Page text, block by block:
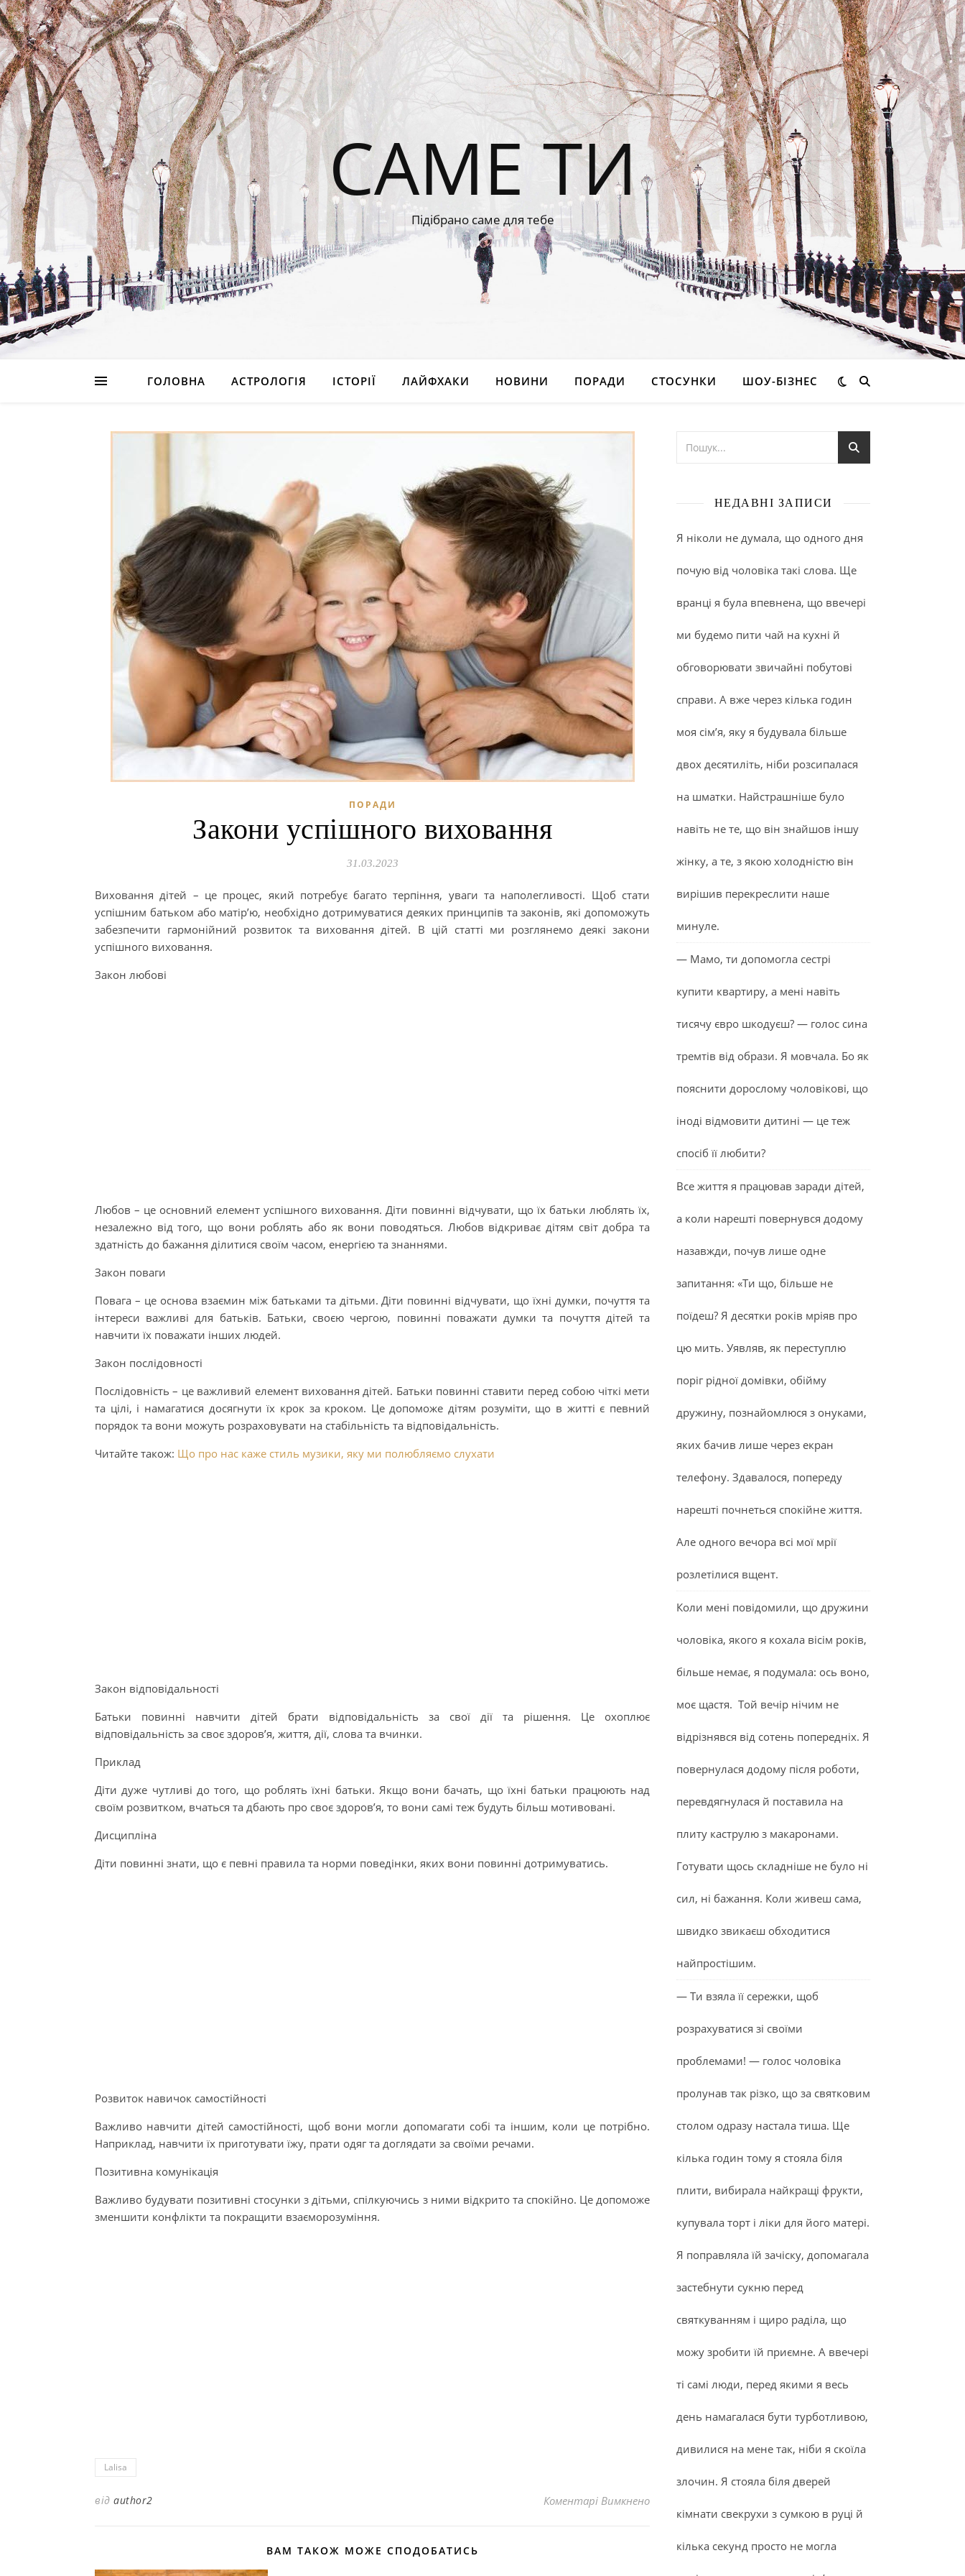
САМЕ ТИ
Підібрано саме для тебе
ГОЛОВНА АСТРОЛОГІЯ ІСТОРІЇ ЛАЙФХАКИ НОВИНИ ПОРАДИ СТОСУНКИ ШОУ-БІЗНЕС
ПОРАДИ
Закони успішного виховання
31.03.2023
Виховання дітей – це процес, який потребує багато терпіння, уваги та наполегливості. Щоб стати
успішним батьком або матір’ю, необхідно дотримуватися деяких принципів та законів, які допоможуть
забезпечити гармонійний розвиток та виховання дітей. В цій статті ми розглянемо деякі закони
успішного виховання.
Закон любові
Любов – це основний елемент успішного виховання. Діти повинні відчувати, що їх батьки люблять їх,
незалежно від того, що вони роблять або як вони поводяться. Любов відкриває дітям світ добра та
здатність до бажання ділитися своїм часом, енергією та знаннями.
Закон поваги
Повага – це основа взаємин між батьками та дітьми. Діти повинні відчувати, що їхні думки, почуття та
інтереси важливі для батьків. Батьки, своєю чергою, повинні поважати думки та почуття дітей та
навчити їх поважати інших людей.
Закон послідовності
Послідовність – це важливий елемент виховання дітей. Батьки повинні ставити перед собою чіткі мети
та цілі, і намагатися досягнути їх крок за кроком. Це допоможе дітям розуміти, що в житті є певний
порядок та вони можуть розраховувати на стабільність та відповідальність.
Читайте також: Що про нас каже стиль музики, яку ми полюбляємо слухати
Закон відповідальності
Батьки повинні навчити дітей брати відповідальність за свої дії та рішення. Це охоплює
відповідальність за своє здоров’я, життя, дії, слова та вчинки.
Приклад
Діти дуже чутливі до того, що роблять їхні батьки. Якщо вони бачать, що їхні батьки працюють над
своїм розвитком, вчаться та дбають про своє здоров’я, то вони самі теж будуть більш мотивовані.
Дисципліна
Діти повинні знати, що є певні правила та норми поведінки, яких вони повинні дотримуватись.
Розвиток навичок самостійності
Важливо навчити дітей самостійності, щоб вони могли допомагати собі та іншим, коли це потрібно.
Наприклад, навчити їх приготувати їжу, прати одяг та доглядати за своїми речами.
Позитивна комунікація
Важливо будувати позитивні стосунки з дітьми, спілкуючись з ними відкрито та спокійно. Це допоможе
зменшити конфлікти та покращити взаєморозуміння.
Lalisa
від author2 Коментарі Вимкненодо Закони успішного виховання
ВАМ ТАКОЖ МОЖЕ СПОДОБАТИСЬ
НЕДАВНІ ЗАПИСИ
Я ніколи не думала, що одного дня
почую від чоловіка такі слова. Ще
вранці я була впевнена, що ввечері
ми будемо пити чай на кухні й
обговорювати звичайні побутові
справи. А вже через кілька годин
моя сім’я, яку я будувала більше
двох десятиліть, ніби розсипалася
на шматки. Найстрашніше було
навіть не те, що він знайшов іншу
жінку, а те, з якою холодністю він
вирішив перекреслити наше
минуле.
— Мамо, ти допомогла сестрі
купити квартиру, а мені навіть
тисячу євро шкодуєш? — голос сина
тремтів від образи. Я мовчала. Бо як
пояснити дорослому чоловікові, що
іноді відмовити дитині — це теж
спосіб її любити?
Все життя я працював заради дітей,
а коли нарешті повернувся додому
назавжди, почув лише одне
запитання: «Ти що, більше не
поїдеш? Я десятки років мріяв про
цю мить. Уявляв, як переступлю
поріг рідної домівки, обійму
дружину, познайомлюся з онуками,
яких бачив лише через екран
телефону. Здавалося, попереду
нарешті почнеться спокійне життя.
Але одного вечора всі мої мрії
розлетілися вщент.
Коли мені повідомили, що дружини
чоловіка, якого я кохала вісім років,
більше немає, я подумала: ось воно,
моє щастя. Той вечір нічим не
відрізнявся від сотень попередніх. Я
повернулася додому після роботи,
перевдягнулася й поставила на
плиту каструлю з макаронами.
Готувати щось складніше не було ні
сил, ні бажання. Коли живеш сама,
швидко звикаєш обходитися
найпростішим.
— Ти взяла її сережки, щоб
розрахуватися зі своїми
проблемами! — голос чоловіка
пролунав так різко, що за святковим
столом одразу настала тиша. Ще
кілька годин тому я стояла біля
плити, вибирала найкращі фрукти,
купувала торт і ліки для його матері.
Я поправляла їй зачіску, допомагала
застебнути сукню перед
святкуванням і щиро раділа, що
можу зробити їй приємне. А ввечері
ті самі люди, перед якими я весь
день намагалася бути турботливою,
дивилися на мене так, ніби я скоїла
злочин. Я стояла біля дверей
кімнати свекрухи з сумкою в руці й
кілька секунд просто не могла